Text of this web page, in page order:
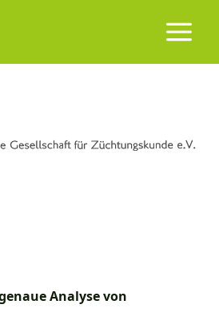
Analyse von